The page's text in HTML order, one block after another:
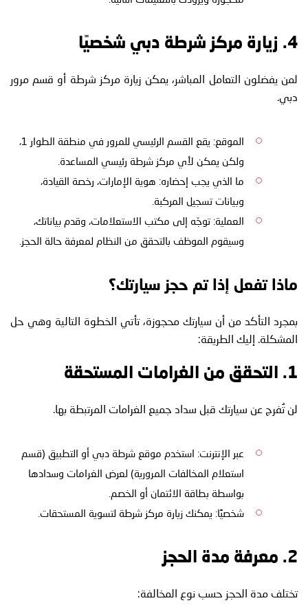
4. زيارة مركز شرطة دبي شخصيًا
لمن يفضلون التعامل المباشر، يمكن زيارة مركز شرطة أو قسم مرور
دبي.
الموقع: يقع القسم الرئيسي للمرور في منطقة الطوار 1،
ولكن يمكن لأي مركز شرطة رئيسي المساعدة.
ما الذي يجب إحضاره: هوية الإمارات، رخصة القيادة،
وبيانات تسجيل المركبة.
العملية: توجّه إلى مكتب الاستعلامات، وقدم بياناتك،
وسيقوم الموظف بالتحقق من النظام لمعرفة حالة الحجز.
ماذا تفعل إذا تم حجز سيارتك؟
بمجرد التأكد من أن سيارتك محجوزة، تأتي الخطوة التالية وهي حل
المشكلة. إليك الطريقة:
1. التحقق من الغرامات المستحقة
لن تُفرج عن سيارتك قبل سداد جميع الغرامات المرتبطة بها.
عبر الإنترنت: استخدم موقع شرطة دبي أو التطبيق (قسم
استعلام المخالفات المرورية) لعرض الغرامات وسدادها
بواسطة بطاقة الائتمان أو الخصم.
شخصيًا: يمكنك زيارة مركز شرطة لتسوية المستحقات.
2. معرفة مدة الحجز
تختلف مدة الحجز حسب نوع المخالفة: